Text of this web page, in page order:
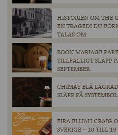
HISTORIEN OM THE
EN TRAGEDI DU
TALAS OM
BOON MARIAGE
TILLFÄLLIGT SLÄPP
SEPTEMBER.
CHIMAY BLÅ
SLÄPP PÅ
FIRA ELIJAH CRAIG
SVERIGE – 10 TILL 19